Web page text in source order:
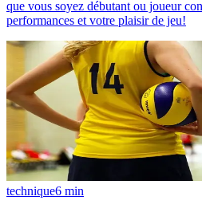
que vous soyez débutant ou joueur
performances et votre plaisir de jeu!
technique6 min